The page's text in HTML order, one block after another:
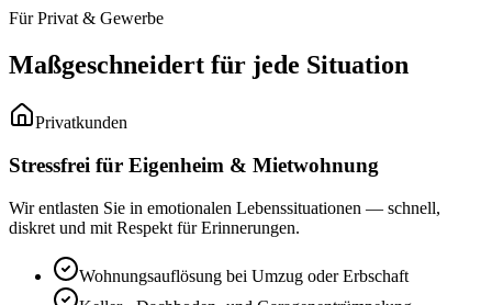
Für Privat & Gewerbe
Maßgeschneidert für jede Situation
Privatkunden
Stressfrei für Eigenheim & Mietwohnung
Wir entlasten Sie in emotionalen Lebenssituationen — schnell,
diskret und mit Respekt für Erinnerungen.
Wohnungsauflösung bei Umzug oder Erbschaft